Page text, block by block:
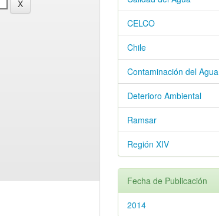
CELCO
Chile
Contaminación del Agua
Deterioro Ambiental
Ramsar
Región XIV
Fecha de Publicación
2014